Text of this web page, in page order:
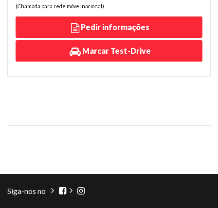
(Chamada para rede móvel nacional)
Pedir informações
Marcar Test-Drive
Siga-nos no